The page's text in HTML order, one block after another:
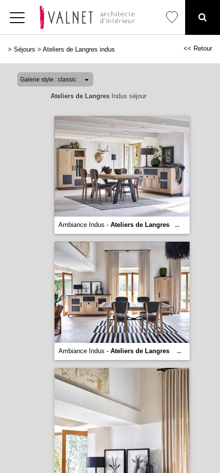
> Séjours > Ateliers de Langres indus << Retour
Ateliers de LangresIndus séjour
Ambiance Indus - Ateliers de Langres ...
Ambiance Indus - Ateliers de Langres ...